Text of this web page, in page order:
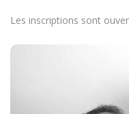
Les inscriptions sont